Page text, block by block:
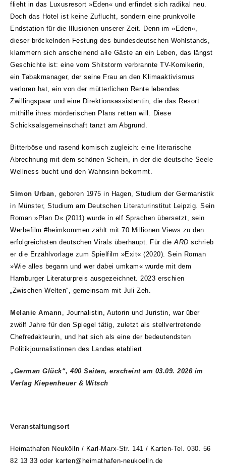
flieht in das Luxusresort »Eden« und erfindet sich radikal neu.
Doch das Hotel ist keine Zuflucht, sondern eine prunkvolle
Endstation für die Illusionen unserer Zeit. Denn im »Eden«,
dieser bröckelnden Festung des bundesdeutschen Wohlstands,
klammern sich anscheinend alle Gäste an ein Leben, das längst
Geschichte ist: eine vom Shitstorm verbrannte TV-Komikerin,
ein Tabakmanager, der seine Frau an den Klimaaktivismus
verloren hat, ein von der mütterlichen Rente lebendes
Zwillingspaar und eine Direktionsassistentin, die das Resort
mithilfe ihres mörderischen Plans retten will. Diese
Schicksalsgemeinschaft tanzt am Abgrund.
Bitterböse und rasend komisch zugleich: eine literarische
Abrechnung mit dem schönen Schein, in der die deutsche Seele
Wellness bucht und den Wahnsinn bekommt.
Simon Urban, geboren 1975 in Hagen, Studium der Germanistik
in Münster, Studium am Deutschen Literaturinstitut Leipzig. Sein
Roman »Plan D« (2011) wurde in elf Sprachen übersetzt, sein
Werbefilm #heimkommen zählt mit 70 Millionen Views zu den
erfolgreichsten deutschen Virals überhaupt. Für dieARD schrieb
er die Erzählvorlage zum Spielfilm »Exit« (2020). Sein Roman
»Wie alles begann und wer dabei umkam« wurde mit dem
Hamburger Literaturpreis ausgezeichnet. 2023 erschien
„Zwischen Welten“, gemeinsam mit Juli Zeh.
Melanie Amann, Journalistin, Autorin und Juristin, war über
zwölf Jahre für den Spiegel tätig, zuletzt als stellvertretende
Chefredakteurin, und hat sich als eine der bedeutendsten
Politikjournalistinnen des Landes etabliert
„German Glück“, 400 Seiten, erscheint am 03.09. 2026 im
Verlag Kiepenheuer & Witsch
Veranstaltungsort
Heimathafen Neukölln / Karl-Marx-Str. 141 / Karten-Tel. 030. 56
82 13 33 oder karten@heimathafen-neukoelln.de